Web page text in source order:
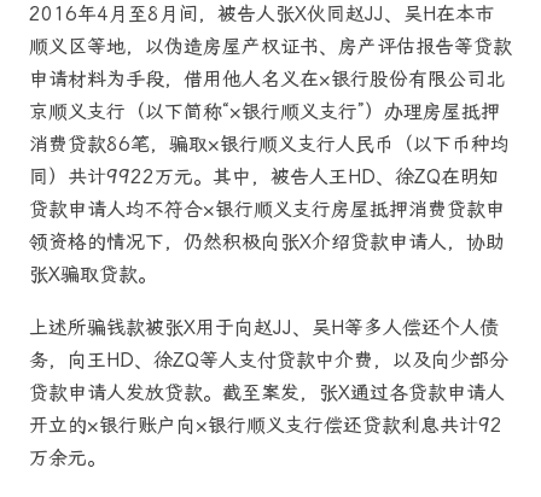
2016年4月至8月间，被告人张X伙同赵JJ、吴H在本市
顺义区等地，以伪造房屋产权证书、房产评估报告等贷款
申请材料为手段，借用他人名义在×银行股份有限公司北
京顺义支行（以下简称“×银行顺义支行”）办理房屋抵押
消费贷款86笔，骗取×银行顺义支行人民币（以下币种均
同）共计9922万元。其中，被告人王HD、徐ZQ在明知
贷款申请人均不符合×银行顺义支行房屋抵押消费贷款申
领资格的情况下，仍然积极向张X介绍贷款申请人，协助
张X骗取贷款。
上述所骗钱款被张X用于向赵JJ、吴H等多人偿还个人债
务，向王HD、徐ZQ等人支付贷款中介费，以及向少部分
贷款申请人发放贷款。截至案发，张X通过各贷款申请人
开立的×银行账户向×银行顺义支行偿还贷款利息共计92
万余元。